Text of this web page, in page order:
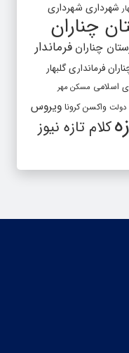
شهرداری شهرداری
چناران
چناران فرماندار
فرمانداری گلبهار
اسلامی مسکن مهر
دولت واکسن کرونا ویروس
کلام تازه نیوز